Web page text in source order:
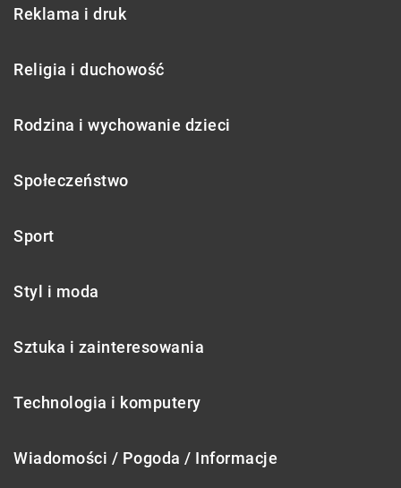
Reklama i druk
Religia i duchowość
Rodzina i wychowanie dzieci
Społeczeństwo
Sport
Styl i moda
Sztuka i zainteresowania
Technologia i komputery
Wiadomości / Pogoda / Informacje